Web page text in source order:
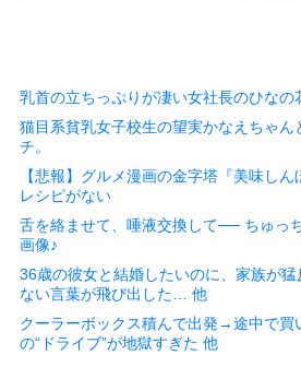
乳首の立ちっぷりが凄い女社長のひなの
猫目系貧乳女子校生の望実かなえちゃん
チ。
【悲報】グルメ漫画の金字塔『美味し
レシピがない
舌を絡ませて、唾液交換して── ちゅっ
画像♪
36歳の彼女と結婚したいのに、家族が
ない言葉が飛び出した… 他
クーラーボックス積んで出発→途中で
の“ドライブ”が地獄すぎた 他